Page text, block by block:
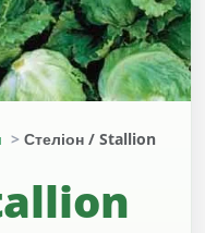
Стеліон / Stallion